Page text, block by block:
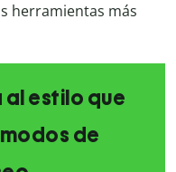
herramientas más
estilo que
de